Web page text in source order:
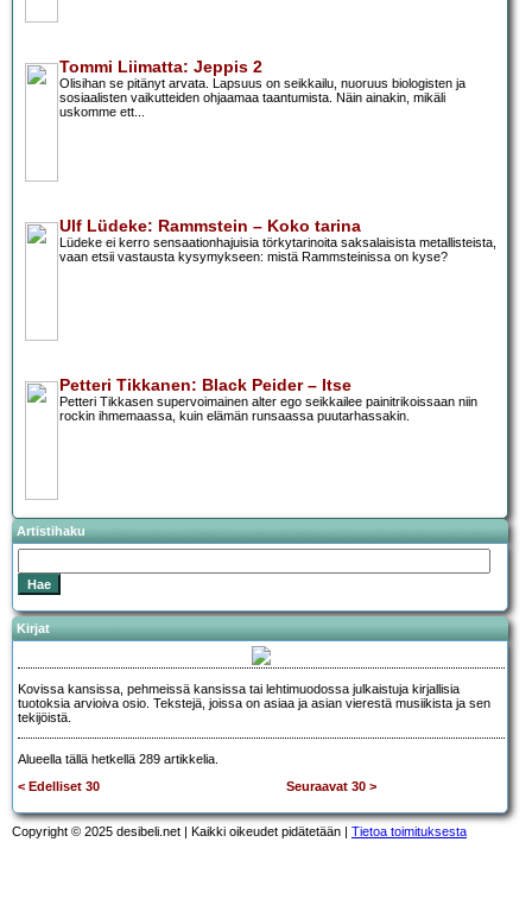
Tommi Liimatta: Jeppis 2
Olisihan se pitänyt arvata. Lapsuus on seikkailu, nuoruus biologisten ja
sosiaalisten vaikutteiden ohjaamaa taantumista. Näin ainakin, mikäli
uskomme ett...
Ulf Lüdeke: Rammstein – Koko tarina
Lüdeke ei kerro sensaationhajuisia törkytarinoita saksalaisista metallisteista,
vaan etsii vastausta kysymykseen: mistä Rammsteinissa on kyse?
Petteri Tikkanen: Black Peider – Itse
Petteri Tikkasen supervoimainen alter ego seikkailee painitrikoissaan niin
rockin ihmemaassa, kuin elämän runsaassa puutarhassakin.
Artistihaku
Kirjat
Kovissa kansissa, pehmeissä kansissa tai lehtimuodossa julkaistuja kirjallisia
tuotoksia arvioiva osio. Tekstejä, joissa on asiaa ja asian vierestä musiikista ja sen
tekijöistä.
Alueella tällä hetkellä 289 artikkelia.
< Edelliset 30
Seuraavat 30 >
Copyright © 2025 desibeli.net | Kaikki oikeudet pidätetään | Tietoa toimituksesta